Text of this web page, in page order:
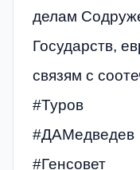
делам
Государств,
связям с
#Туров
#ДАМедведев
#Генсовет